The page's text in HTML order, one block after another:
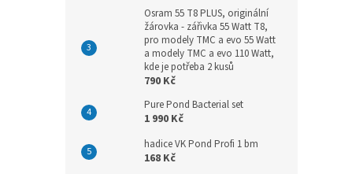
Osram 55 T8 PLUS, originální
žárovka - zářivka 55 Watt T8,
pro modely TMC a evo 55 Watt
a modely TMC a evo 110 Watt,
kde je potřeba 2 kusů
790 Kč
Pure Pond Bacterial set
1 990 Kč
hadice VK Pond Profi 1 bm
168 Kč